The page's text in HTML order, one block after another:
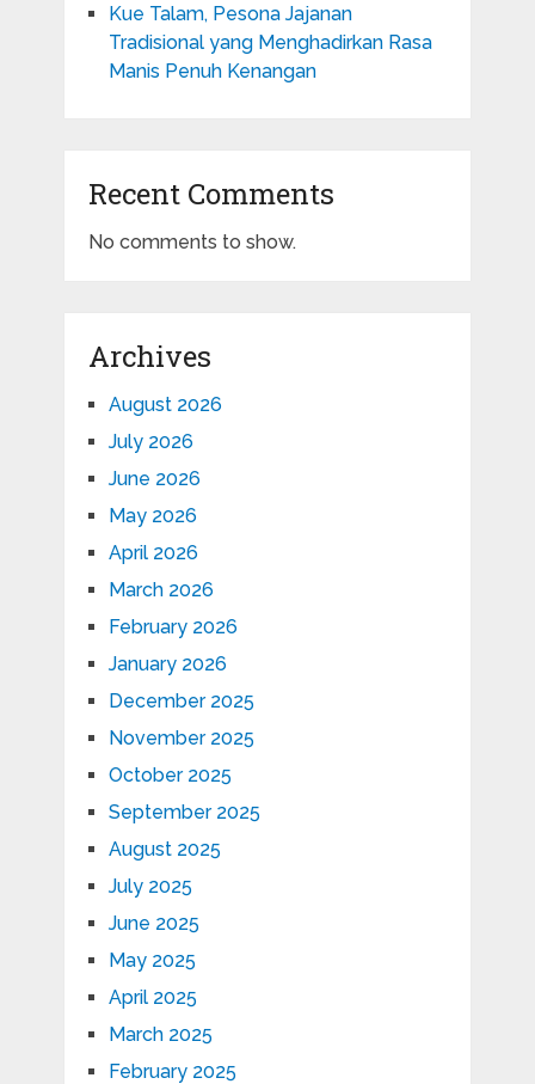
Kue Talam, Pesona Jajanan
Tradisional yang Menghadirkan Rasa
Manis Penuh Kenangan
Recent Comments
No comments to show.
Archives
August 2026
July 2026
June 2026
May 2026
April 2026
March 2026
February 2026
January 2026
December 2025
November 2025
October 2025
September 2025
August 2025
July 2025
June 2025
May 2025
April 2025
March 2025
February 2025